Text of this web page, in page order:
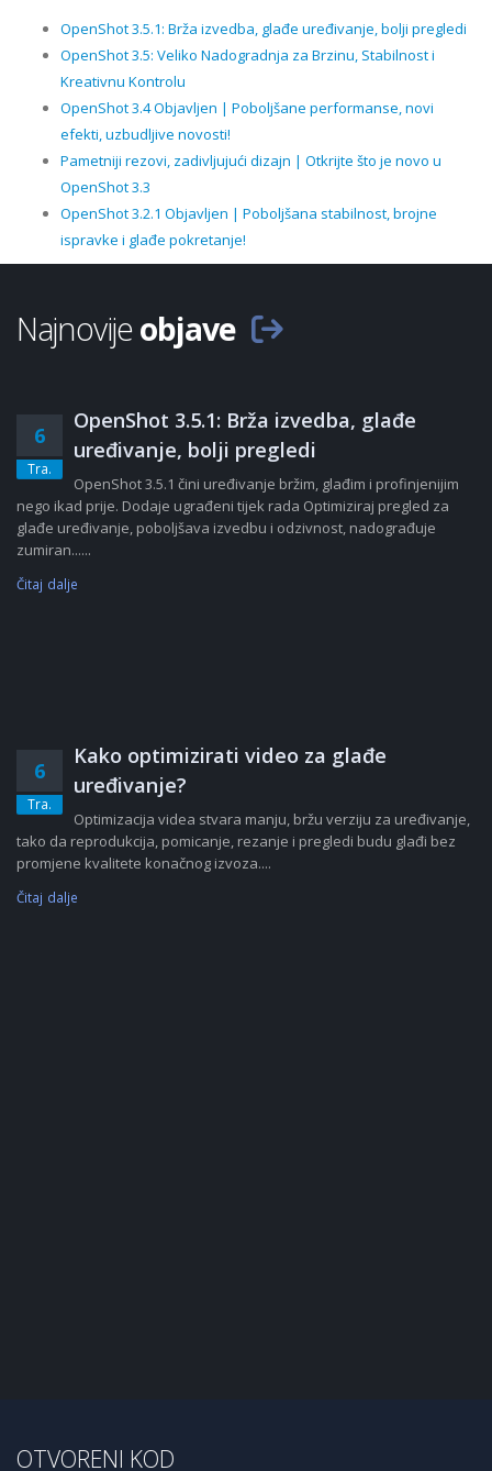
OpenShot 3.5.1: Brža izvedba, glađe uređivanje, bolji pregledi
OpenShot 3.5: Veliko Nadogradnja za Brzinu, Stabilnost i
Kreativnu Kontrolu
OpenShot 3.4 Objavljen | Poboljšane performanse, novi
efekti, uzbudljive novosti!
Pametniji rezovi, zadivljujući dizajn | Otkrijte što je novo u
OpenShot 3.3
OpenShot 3.2.1 Objavljen | Poboljšana stabilnost, brojne
ispravke i glađe pokretanje!
Najnovijeobjave
6
Tra.
OpenShot 3.5.1: Brža izvedba, glađe
uređivanje, bolji pregledi
OpenShot 3.5.1 čini uređivanje bržim, glađim i profinjenijim
nego ikad prije. Dodaje ugrađeni tijek rada Optimiziraj pregled za
glađe uređivanje, poboljšava izvedbu i odzivnost, nadograđuje
zumiran......
Čitaj dalje
6
Tra.
Kako optimizirati video za glađe
uređivanje?
Optimizacija videa stvara manju, bržu verziju za uređivanje,
tako da reprodukcija, pomicanje, rezanje i pregledi budu glađi bez
promjene kvalitete konačnog izvoza....
Čitaj dalje
OTVORENI KOD